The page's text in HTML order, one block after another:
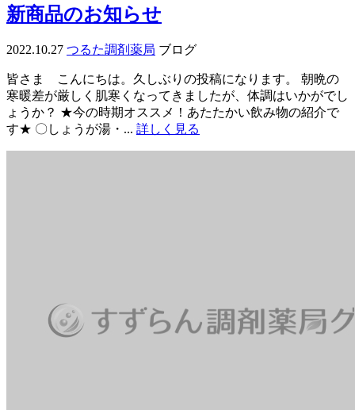
新商品のお知らせ
2022.10.27 つるた調剤薬局 ブログ
皆さま こんにちは。久しぶりの投稿になります。 朝晩の
寒暖差が厳しく肌寒くなってきましたが、体調はいかがでし
ょうか？ ★今の時期オススメ！あたたかい飲み物の紹介で
す★ 〇しょうが湯・... 詳しく見る